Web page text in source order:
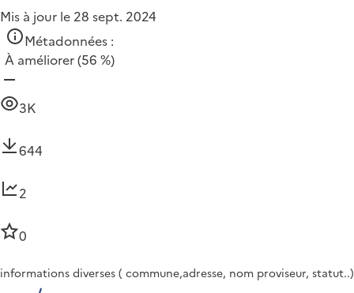
Mis à jour le 28 sept. 2024
Métadonnées :
À améliorer(56 %)
3K
644
2
0
informations diverses ( commune,adresse, nom proviseur, statut..)